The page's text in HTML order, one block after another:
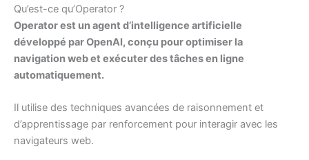
Qu’est-ce qu’Operator ?
Operator est un agent d’intelligence artificielle
développé par OpenAI, conçu pour optimiser la
navigation web et exécuter des tâches en ligne
automatiquement.
Il utilise des techniques avancées de raisonnement et
d’apprentissage par renforcement pour interagir avec les
navigateurs web.